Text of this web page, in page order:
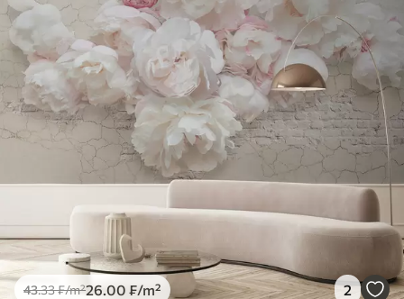
43.33₣/m²26.00 ₣/m² 2